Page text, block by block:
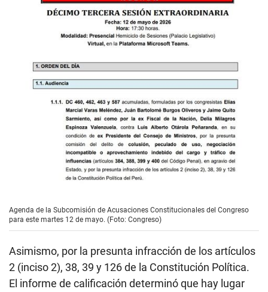
Agenda de la Subcomisión de Acusaciones Constitucionales del Congreso
para este martes 12 de mayo. (Foto: Congreso)
Asimismo, por la presunta infracción de los artículos
2 (inciso 2), 38, 39 y 126 de la Constitución Política.
El informe de calificación determinó que hay lugar